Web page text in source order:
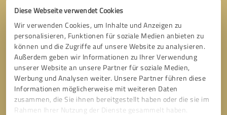
Diese Webseite verwendet Cookies
Wir verwenden Cookies, um Inhalte und Anzeigen zu
personalisieren, Funktionen für soziale Medien anbieten zu
können und die Zugriffe auf unsere Website zu analysieren.
Außerdem geben wir Informationen zu Ihrer Verwendung
unserer Website an unsere Partner für soziale Medien,
Werbung und Analysen weiter. Unsere Partner führen diese
Informationen möglicherweise mit weiteren Daten
zusammen, die Sie ihnen bereitgestellt haben oder die sie im
Rahmen Ihrer Nutzung der Dienste gesammelt haben.